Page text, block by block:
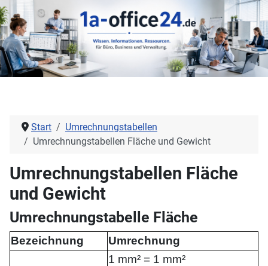
Start
Umrechnungstabellen
Umrechnungstabellen Fläche und Gewicht
Umrechnungstabellen Fläche
und Gewicht
Umrechnungstabelle Fläche
Bezeichnung Umrechnung
1 mm² = 1 mm²